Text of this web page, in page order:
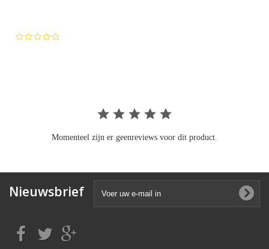
Momenteel zijn er geenreviews voor dit product.
Nieuwsbrief